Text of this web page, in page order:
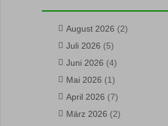
August 2026 (2)
Juli 2026 (5)
Juni 2026 (4)
Mai 2026 (1)
April 2026 (7)
März 2026 (2)